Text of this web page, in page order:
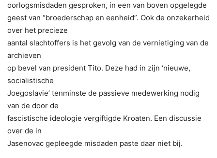
oorlogsmisdaden gesproken, in een van boven opgelegde
geest van “broederschap en eenheid”. Ook de onzekerheid
over het precieze
aantal slachtoffers is het gevolg van de vernietiging van de
archieven
op bevel van president Tito. Deze had in zijn ‘nieuwe,
socialistische
Joegoslavie’ tenminste de passieve medewerking nodig
van de door de
fascistische ideologie vergiftigde Kroaten. Een discussie
over de in
Jasenovac gepleegde misdaden paste daar niet bij.